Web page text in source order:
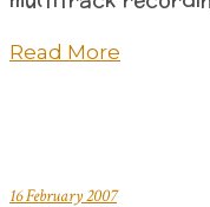
Read More
16 February 2007